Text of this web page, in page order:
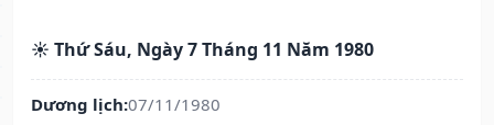
☀️ Thứ Sáu, Ngày 7 Tháng 11 Năm 1980
Dương lịch:07/11/1980